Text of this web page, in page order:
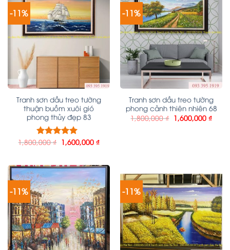
-11%
Tranh sơn dầu treo tường
thuận buồm xuôi gió
phong thủy đẹp 83
Được xếp
1,800,000₫ 1,600,000 ₫
-11%
Tranh sơn dầu treo tường
phong cảnh thiên nhiên 68
1,800,000₫ 1,600,000 ₫
-11% -11%